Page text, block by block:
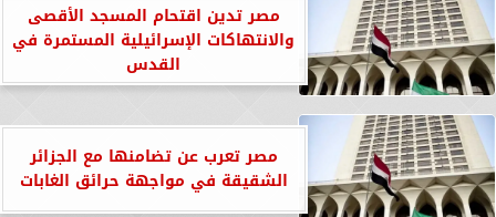
مصر تدين اقتحام المسجد الأقصى
والانتهاكات الإسرائيلية المستمرة في
القدس
مصر تعرب عن تضامنها مع الجزائر
الشقيقة في مواجهة حرائق الغابات